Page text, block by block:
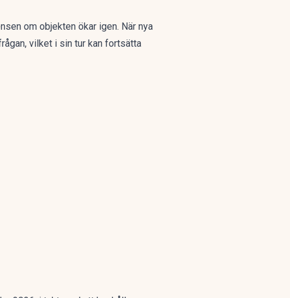
om objekten ökar igen. När nya
vilket i sin tur kan fortsätta